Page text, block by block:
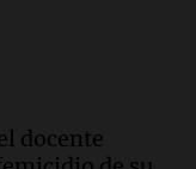
propiedad
docente